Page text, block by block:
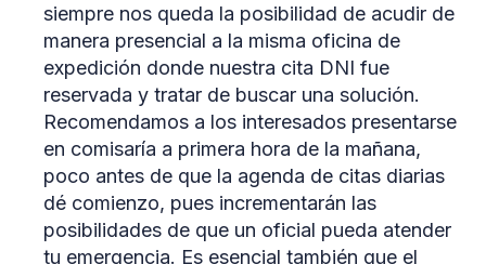
siempre nos queda la posibilidad de acudir de
manera presencial a la misma oficina de
expedición donde nuestra cita DNI fue
reservada y tratar de buscar una solución.
Recomendamos a los interesados presentarse
en comisaría a primera hora de la mañana,
poco antes de que la agenda de citas diarias
dé comienzo, pues incrementarán las
posibilidades de que un oficial pueda atender
tu emergencia. Es esencial también que el